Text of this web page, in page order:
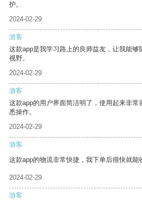
护。
2024-02-29
游客
这款app是我学习路上的良师益友，让我能
视野。
2024-02-29
游客
这款app的用户界面简洁明了，使用起来非
悉操作。
2024-02-29
游客
这款app的物流非常快捷，我下单后很快就能
2024-02-29
游客